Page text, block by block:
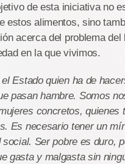
de esta iniciativa no
estos alimentos, sino
acerca del problema del
en la que vivimos.
Estado quien ha de
pasan hambre. Somos
concretos, quienes
Es necesario tener un
Ser pobre es duro,
gasta y malgasta sin